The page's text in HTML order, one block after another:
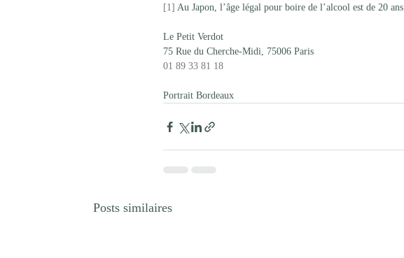
[1] Au Japon, l’âge légal pour boire de l’alcool est de 20 ans
Le Petit Verdot
75 Rue du Cherche-Midi, 75006 Paris
01 89 33 81 18
Portrait Bordeaux
Posts similaires